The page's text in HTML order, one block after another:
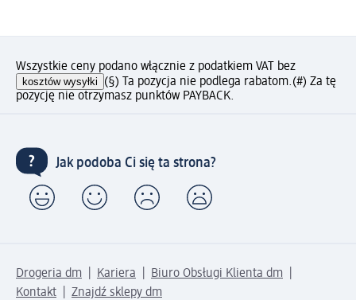
Wszystkie ceny podano włącznie z podatkiem VAT bez
kosztów wysyłki (§) Ta pozycja nie podlega rabatom.(#) Za tę
pozycję nie otrzymasz punktów PAYBACK.
Jak podoba Ci się ta strona?
Drogeria dm Kariera
Biuro Obsługi Klienta dm
Kontakt
Znajdź sklepy dm